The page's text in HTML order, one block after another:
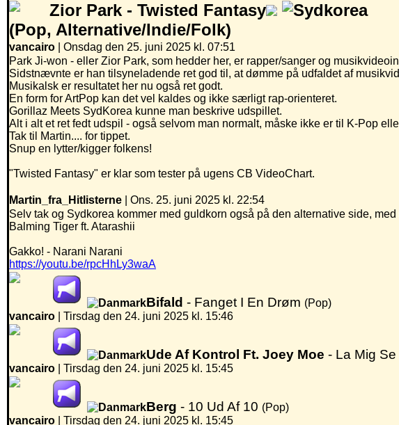
Zior Park - Twisted Fantasy
(Pop, Alternative/Indie/Folk)
vancairo | Onsdag den 25. juni 2025 kl. 07:51
Park Ji-won - eller Zior Park, som hedder her, er rapper/sanger og
Sidstnævnte er han tilsyneladende ret god til, at dømme på udfaldet af
Musikalsk er resultatet her nu også ret godt.
En form for ArtPop kan det vel kaldes og ikke særligt rap-orienteret.
Gorillaz Meets SydKorea kunne man beskrive udspillet.
Alt i alt et ret fedt udspil - også selvom man normalt, måske ikke er til K-Pop
Tak til Martin.... for tippet.
Snup en lytter/kigger folkens!
"Twisted Fantasy" er klar som tester på ugens CB VideoChart.
Martin_fra_Hitlisterne | Ons. 25. juni 2025 kl. 22:54
Selv tak og Sydkorea kommer med guldkorn også på den alternative side,
Balming Tiger ft. Atarashii
Gakko! - Narani Narani
https://youtu.be/rpcHhLy3waA
Bifald - Fanget I En Drøm (Pop)
vancairo
Tirsdag den 24. juni 2025 kl. 15:46
Ude Af Kontrol Ft. Joey Moe - La Mig
vancairo
Tirsdag den 24. juni 2025 kl. 15:45
Berg - 10 Ud Af 10 (Pop)
vancairo
Tirsdag den 24. juni 2025 kl. 15:45